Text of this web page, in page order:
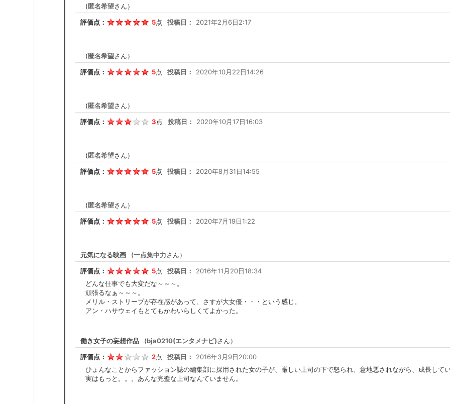
(匿名希望さん）
評価点：
5点 投稿日： 2021年2月6日2:17
(匿名希望さん）
評価点：
5点 投稿日： 2020年10月22日14:26
(匿名希望さん）
評価点：
3点 投稿日： 2020年10月17日16:03
(匿名希望さん）
評価点：
5点 投稿日： 2020年8月31日14:55
(匿名希望さん）
評価点：
5点 投稿日： 2020年7月19日1:22
元気になる映画 (一点集中力さん）
評価点：
5点 投稿日：
2016年11月20日18:34
どんな仕事でも大変だな～～～。
頑張るなぁ～～～。
メリル・ストリープが存在感があって、さすが大女優・・・という感じ。
アン・ハサウェイもとてもかわいらしくてよかった。
働き女子の妄想作品 (bja0210(エンタメナビ)さん）
評価点：
2点 投稿日：
2016年3月9日20:00
ひょんなことからファッション誌の編集部に採用された女の子が、厳しい上司の下で怒られ、意地悪されながら、成長して
実はもっと。。。あんな完璧な上司なんていません。